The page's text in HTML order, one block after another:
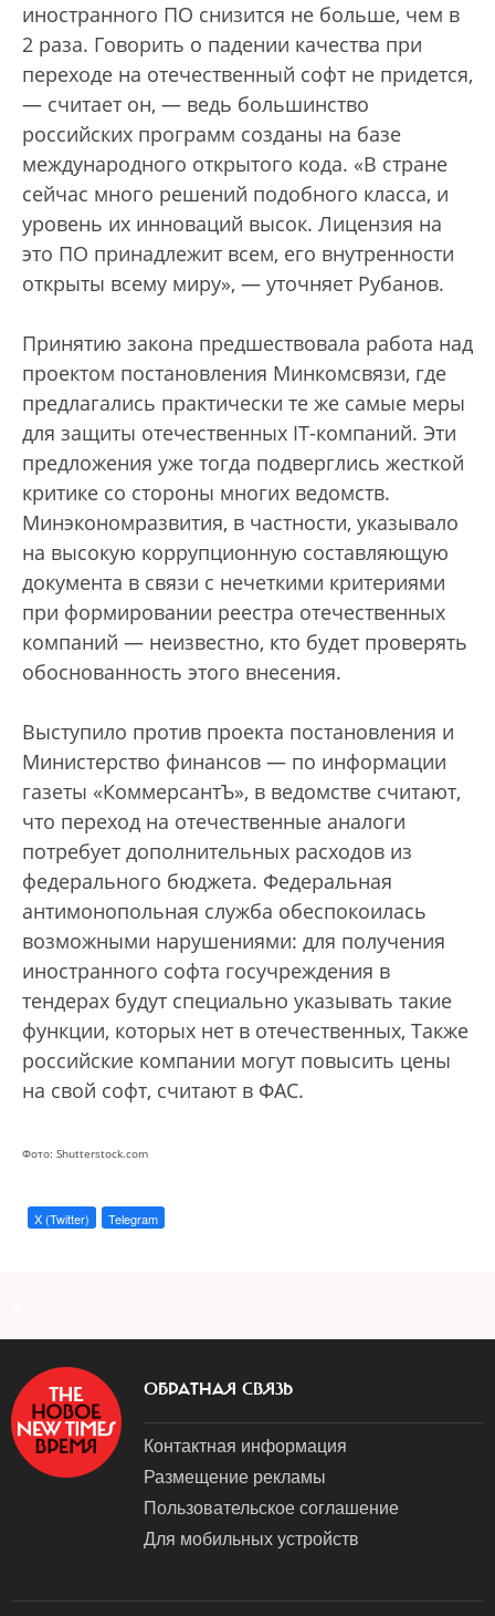
иностранного ПО снизится не больше, чем в
2 раза. Говорить о падении качества при
переходе на отечественный софт не придется,
— считает он, — ведь большинство
российских программ созданы на базе
международного открытого кода. «В стране
сейчас много решений подобного класса, и
уровень их инноваций высок. Лицензия на
это ПО принадлежит всем, его внутренности
открыты всему миру», — уточняет Рубанов.
Принятию закона предшествовала работа над
проектом постановления Минкомсвязи, где
предлагались практически те же самые меры
для защиты отечественных IT-компаний. Эти
предложения уже тогда подверглись жесткой
критике со стороны многих ведомств.
Минэкономразвития, в частности, указывало
на высокую коррупционную составляющую
документа в связи с нечеткими критериями
при формировании реестра отечественных
компаний — неизвестно, кто будет проверять
обоснованность этого внесения.
Выступило против проекта постановления и
Министерство финансов — по информации
газеты «КоммерсантЪ», в ведомстве считают,
что переход на отечественные аналоги
потребует дополнительных расходов из
федерального бюджета. Федеральная
антимонопольная служба обеспокоилась
возможными нарушениями: для получения
иностранного софта госучреждения в
тендерах будут специально указывать такие
функции, которых нет в отечественных, Также
российские компании могут повысить цены
на свой софт, считают в ФАС.
Фото: Shutterstock.com
X (Twitter) Telegram
ОБРАТНАЯ СВЯЗЬ
Контактная информация
Размещение рекламы
Пользовательское соглашение
Для мобильных устройств